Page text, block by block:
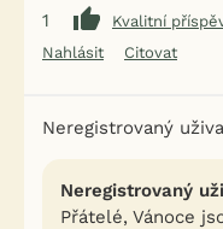
1
Kvalitní
Nahlásit
Citovat
Neregistrovaný
Neregistrovaný
Přátelé, Vánoce